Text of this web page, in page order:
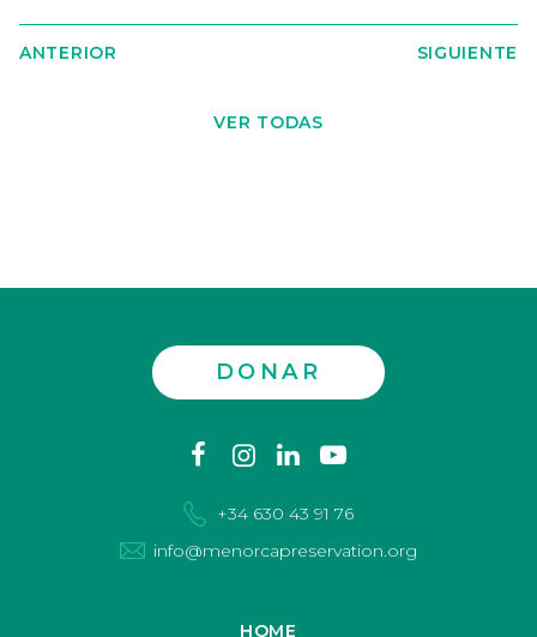
ANTERIOR
VER TODAS
SIGUIENTE
DONAR
facebook
instagram
linkedin
+34 630 43 91 76
info@menorcapreservation.org
HOME